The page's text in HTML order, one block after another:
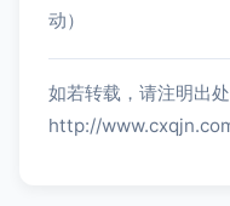
动）
如若转载，请注明出处
http://